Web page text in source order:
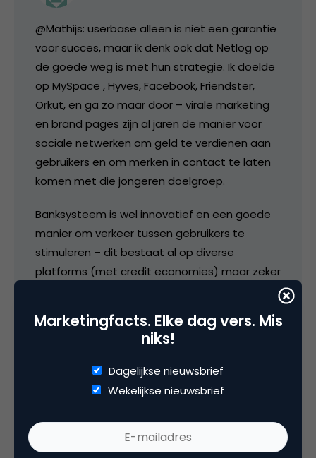
@Mathijs: userbase alleen is niet een garantie
voor succes, maar ik denk ook dat Netlog op
de goede weg is met hun strategie. Ik doelde
op MySpace , Hyves, Facebook, Friendster,
Orkut, en ga zo maar door – virale marketing
en brand pages zijn al jaren de manier voor
sociale netwerken om geld te verdienen aan
gebruikers en om merken in contact te laten
komen met die jongeren doelgroep.
Banksysteem is wel innovatief en een goede
manier om verkeer tussen gebruikers te
stimuleren – dit bestaat al op diverse
platforms (met credit economies) maar zeker
Mark de Bruin
Marketingfacts. Elke dag vers. Mis
niks!
Dagelijkse nieuwsbrief
Wekelijkse nieuwsbrief